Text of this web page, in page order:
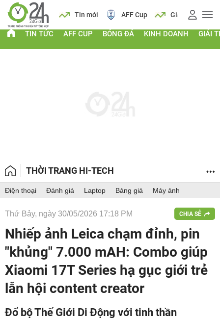
Lịch Tin mới AFF Cup Giá vàng
TIN TỨC AFF CUP BÓNG ĐÁ KINH DOANH GIẢI
THỜI TRANG HI-TECH
Điện thoại Đánh giá Laptop Bảng giá Máy ảnh
Thứ Bảy, ngày 30/05/2026 17:18 PM CHIA SẺ
Nhiếp ảnh Leica chạm đỉnh, pin
"khủng" 7.000 mAH: Combo giúp
Xiaomi 17T Series hạ gục giới trẻ
lẫn hội content creator
Đổ bộ Thế Giới Di Động với tinh thần